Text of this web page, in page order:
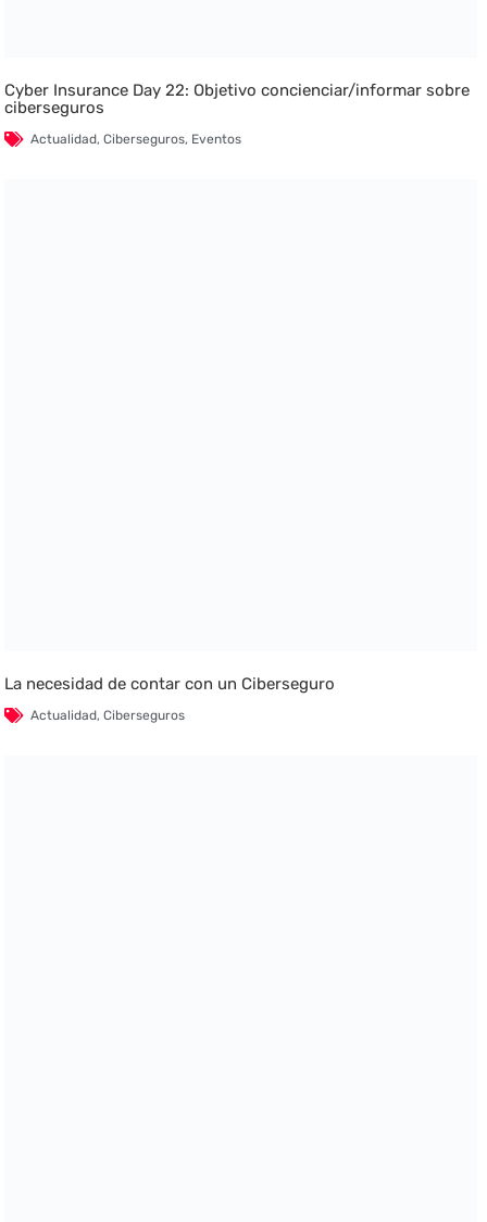
Cyber Insurance Day 22: Objetivo concienciar/informar sobre
ciberseguros
Actualidad,Ciberseguros, Eventos
La necesidad de contar con un Ciberseguro
Actualidad,Ciberseguros